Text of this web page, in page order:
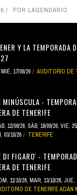
POR LAGENDARIO
Y LA TEMPORADA
MIÉ, 17/06/26
AUDITORIO DE
MINÚSCULA -
DE TENERIFE
12/09/26, SÁB, 19/09/26, VIE,
03/10/26 TENERIFE
DI FIGARO' -
DE TENERIFE
11/10/26, MAR, 13/10/26, JUE,
DE TENERIFE ADÁN